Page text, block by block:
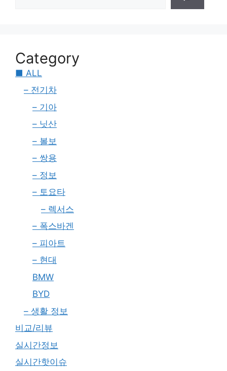
Category
■ ALL
– 전기차
– 기아
– 닛산
– 볼보
– 쌍용
– 정보
– 토요타
– 렉서스
– 폭스바겐
– 피아트
– 현대
BMW
BYD
– 생활 정보
비교/리뷰
실시간정보
실시간핫이슈